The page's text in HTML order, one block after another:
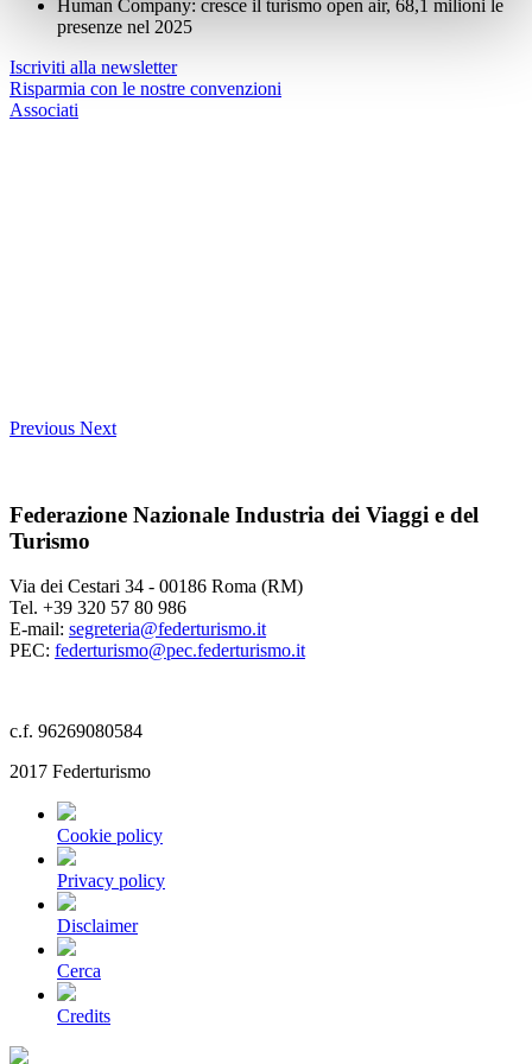
Human Company: cresce il turismo open air, 68,1 milioni le
presenze nel 2025
Iscriviti alla newsletter
Risparmia con le nostre convenzioni
Associati
Previous Next
Federazione Nazionale Industria dei Viaggi e del
Turismo
Via dei Cestari 34 - 00186 Roma (RM)
Tel. +39 320 57 80 986
E-mail: segreteria@federturismo.it
PEC: federturismo@pec.federturismo.it
c.f. 96269080584
2017 Federturismo
Cookie policy
Privacy policy
Disclaimer
Cerca
Credits